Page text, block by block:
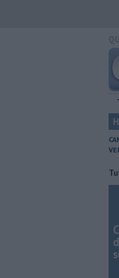
Anche amianto